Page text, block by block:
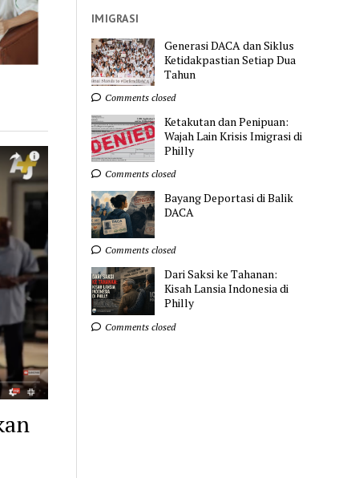
IMIGRASI
Generasi DACA dan Siklus
Ketidakpastian Setiap Dua
Tahun
Comments closed
Ketakutan dan Penipuan:
Wajah Lain Krisis Imigrasi di
Philly
Comments closed
Bayang Deportasi di Balik
DACA
Comments closed
Dari Saksi ke Tahanan:
Kisah Lansia Indonesia di
Philly
Comments closed